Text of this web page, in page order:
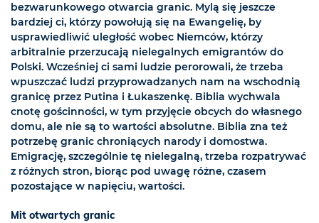
bezwarunkowego otwarcia granic. Mylą się jeszcze
bardziej ci, którzy powołują się na Ewangelię, by
usprawiedliwić uległość wobec Niemców, którzy
arbitralnie przerzucają nielegalnych emigrantów do
Polski. Wcześniej ci sami ludzie perorowali, że trzeba
wpuszczać ludzi przyprowadzanych nam na wschodnią
granicę przez Putina i Łukaszenkę. Biblia wychwala
cnotę gościnności, w tym przyjęcie obcych do własnego
domu, ale nie są to wartości absolutne. Biblia zna też
potrzebę granic chroniących narody i domostwa.
Emigrację, szczególnie tę nielegalną, trzeba rozpatrywać
z różnych stron, biorąc pod uwagę różne, czasem
pozostające w napięciu, wartości.
Mit otwartych granic